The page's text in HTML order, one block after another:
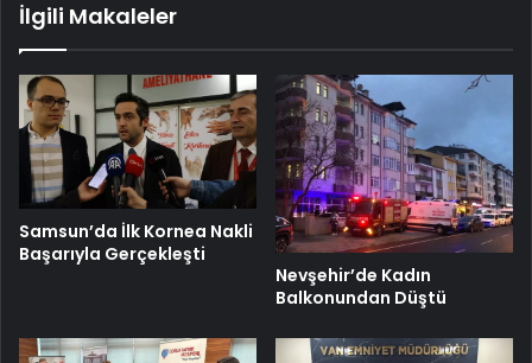
İlgili Makaleler
Samsun’da İlk Kornea Nakli
Başarıyla Gerçekleşti
Nevşehir’de Kadın
Balkonundan Düştü